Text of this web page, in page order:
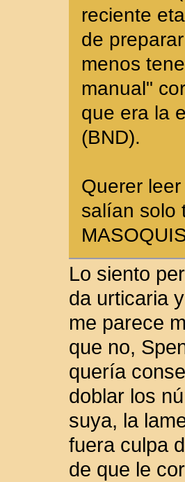
reciente
de
menos
manual"
que era la
(BND).
Querer
salían solo
Lo siento
da urticaria
me parece
que no,
quería
doblar los
suya, la
fuera culpa
de que le